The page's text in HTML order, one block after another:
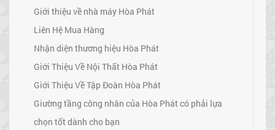
Giới thiệu về nhà máy Hòa Phát
Liên Hệ Mua Hàng
Nhận diện thương hiệu Hòa Phát
Giới Thiệu Về Nội Thất Hòa Phát
Giới Thiệu Về Tập Đoàn Hòa Phát
Giường tầng công nhân của Hòa Phát có phải lựa
chọn tốt dành cho bạn